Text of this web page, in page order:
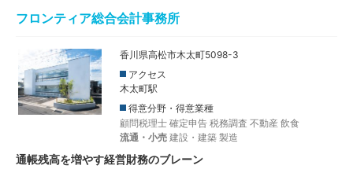
フロンティア総合会計事務所
香川県高松市木太町5098-3
アクセス
木太町駅
得意分野・得意業種
顧問税理士 確定申告 税務調査 不動産 飲食
流通・小売 建設・建築 製造
通帳残高を増やす経営財務のブレーン